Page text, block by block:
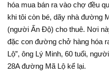
hóa mua bán ra vào chợ đều
khi tôi còn bé, dãy nhà đường
(người Ấn Độ) cho thuê. Nơi
đặc con đường chở hàng hóa
Lộ”, ông Lý Minh, 60 tuổi,
28A đường Mã Lộ kể lại.